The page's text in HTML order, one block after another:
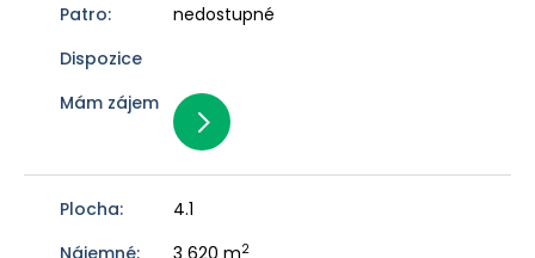
nedostupné
4.1
3 620 m2